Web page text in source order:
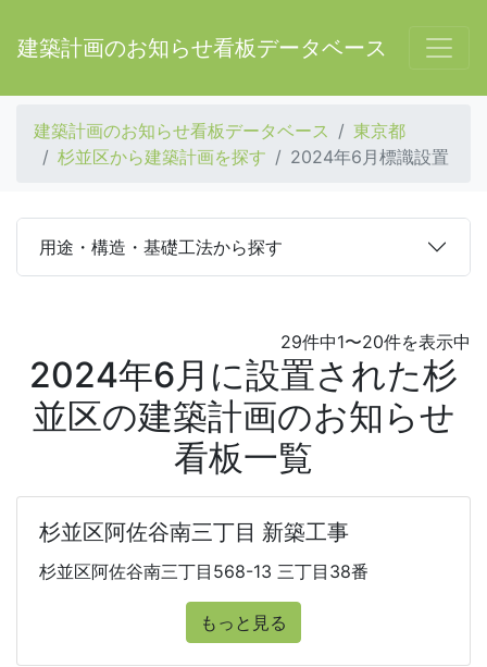
建築計画のお知らせ看板データベース
建築計画のお知らせ看板データベース
東京都
杉並区から建築計画を探す
2024年6月標識設置
用途・構造・基礎工法から探す
29件中1〜20件を表示中
2024年6月に設置された杉
並区の建築計画のお知らせ
看板一覧
杉並区阿佐谷南三丁目 新築工事
杉並区阿佐谷南三丁目568-13 三丁目38番
もっと見る